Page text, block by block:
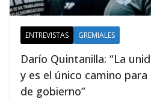
ENTREVISTAS GREMIALES
Darío Quintanilla: “La
y es el único camino
de gobierno”